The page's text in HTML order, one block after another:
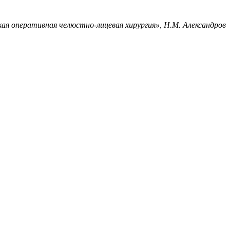
оперативная челюстно-лицевая хирургия», Н.М. Александров